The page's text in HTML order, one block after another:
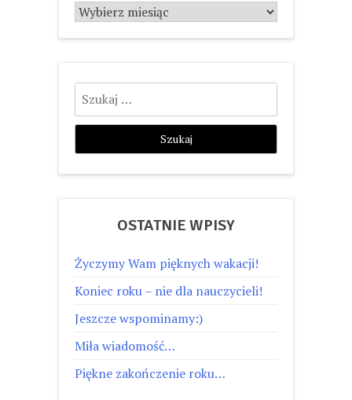
Archiwum
Szukaj:
OSTATNIE WPISY
Życzymy Wam pięknych wakacji!
Koniec roku – nie dla nauczycieli!
Jeszcze wspominamy:)
Miła wiadomość…
Piękne zakończenie roku…